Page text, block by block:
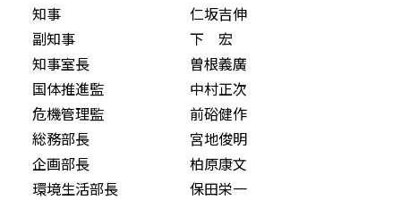
知事 仁坂吉伸
副知事 下 宏
知事室長 曽根義廣
国体推進監 中村正次
危機管理監 前硲健作
総務部長 宮地俊明
企画部長 柏原康文
環境生活部長 保田栄一